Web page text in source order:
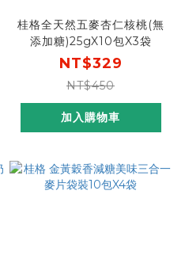
桂格全天然五麥杏仁核桃(無
添加糖)25gX10包X3袋
NT$329
NT$450
加入購物車